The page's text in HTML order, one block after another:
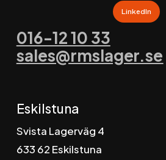
LinkedIn
016-12 10 33
sales@rmslager.se
Eskilstuna
Svista Lagerväg 4
633 62 Eskilstuna